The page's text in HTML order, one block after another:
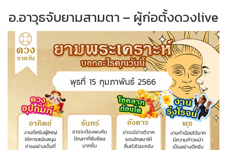
อ.อาวุธจับยามสามตา – ผู้ก่อตั้งดวงlive